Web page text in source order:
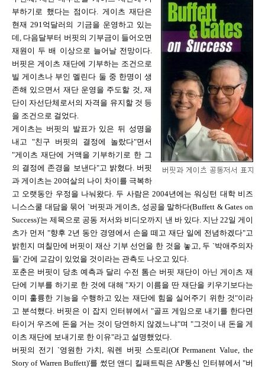
부하기로 했다는 점이다. 게이츠 재단은
현재 291억달러의 기금을 운영하고 있는
데, 다음달부터 버핏의 기부금이 들어오면
재원이 두 배 이상으로 늘어날 전망이다.
버핏은 게이츠 재단에 기부하는 조건으로
빌 게이츠나 부인 멜린다 둘 중 한명이 생
존해 있으면서 재단 운영을 주도할 것, 재
단이 자선단체로서의 자격을 유지할 것 등
을 조건으로 걸었다.
게이츠는 버핏의 발표가 있은 뒤 성명을
내고 "친구 버핏의 결정에 놀랐다"면서
"게이츠 재단에 거액을 기부하기로 한 그
의 결정에 존경을 보낸다"고 밝혔다. 버핏
과 게이츠는 20여살의 나이 차이를 극복하
고 오랫동안 우정을 나눠왔다. 두 사람은 2004년에는 워싱턴 대학 비즈
니스스쿨 대담을 묶어 `버핏과 게이츠, 성공을 말하다(Buffett & Gates on
Success)'는 제목으로 공동 저서와 비디오까지 낸 바 있다. 지난 22일 게이
츠가 먼저 "향후 2년 동안 경영에서 손을 떼고 재단 일에 전념하겠다"고
밝힌지 며칠만에 버핏이 재산 기부 선언을 한 것을 놓고, 두 `박애주의자
들' 간에 교감이 있었을 것이라는 관측도 나오고 있다.
포춘은 버핏이 당초 예측과 달리 수전 톰슨 버핏 재단이 아닌 게이츠 재
단에 기부를 하기로 한 것에 대해 "자기 이름을 딴 재단을 키우기보다는
이미 훌륭한 기능을 수행하고 있는 재단에 힘을 실어주기 위한 것"이라
고 분석했다. 버핏은 이 잡지 인터뷰에서 "골프 게임으로 내기를 한다면
타이거 우즈에 돈을 거는 것이 당연하지 않겠느냐"며 "그것이 내 돈을 게
이츠 재단에 보내기로 한 이유"라고 설명했었다.
버핏의 전기 `영원한 가치, 워렌 버핏 스토리(Of Permanent Value, the
Story of Warren Buffett)'를 썼던 앤디 킬패트릭은 AP통신 인터뷰에서 "버